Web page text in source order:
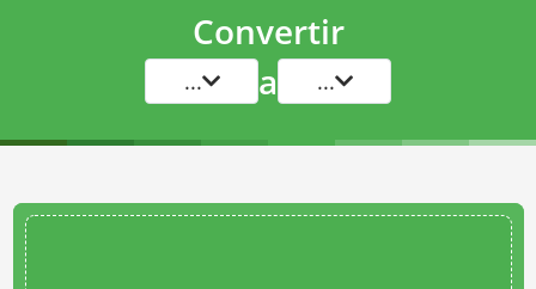
Convertir
... a ...